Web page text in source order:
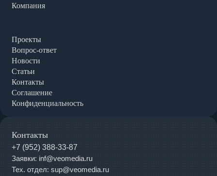
Компания
Проекты
Вопрос-ответ
Новости
Статьи
Контакты
Соглашение
Конфиденциальность
Контакты
+7 (952) 388-33-87
Заявки: inf@veomedia.ru
Тех. отдел: sup@veomedia.ru